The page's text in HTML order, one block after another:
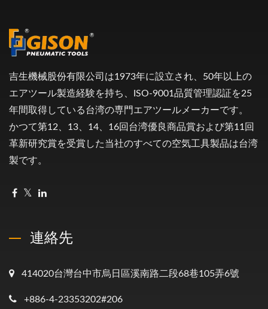
吉生機械股份有限公司は1973年に設立され、50年以上の
エアツール製造経験を持ち、ISO-9001品質管理認証を25
年間取得している台湾の専門エアツールメーカーです。
かつて第12、13、14、16回台湾優良商品賞および第11回
革新研究賞を受賞した当社のすべての空気工具製品は台湾
製です。
連絡先
414020台灣台中市烏日區溪南路二段68巷105弄6號
+886-4-23353202#206